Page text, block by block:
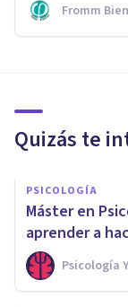
Fromm
Quizás te
PSICOLOGÍA
Máster en
aprender a
Psicología